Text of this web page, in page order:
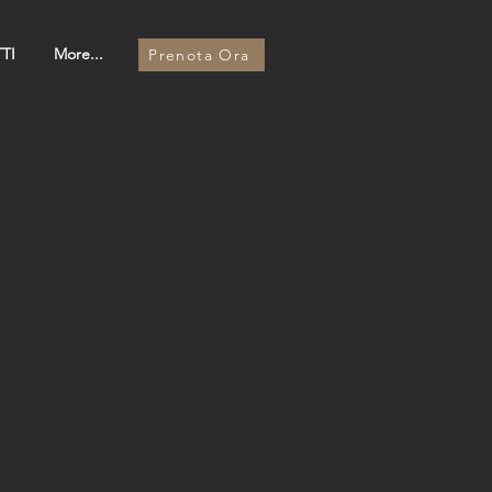
More... Prenota Ora